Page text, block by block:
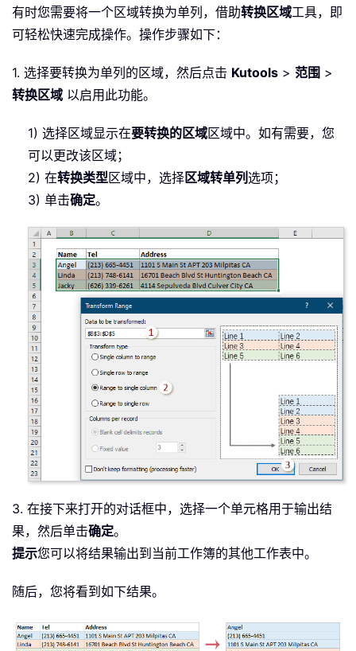
有时您需要将一个区域转换为单列，借助转换区域工具，即
可轻松快速完成操作。操作步骤如下：
1. 选择要转换为单列的区域，然后点击 Kutools > 范围 >
转换区域 以启用此功能。
1) 选择区域显示在要转换的区域区域中。如有需要，您
可以更改该区域；
2) 在转换类型区域中，选择区域转单列选项；
3) 单击确定。
3. 在接下来打开的对话框中，选择一个单元格用于输出结
果，然后单击确定。
提示您可以将结果输出到当前工作簿的其他工作表中。
随后，您将看到如下结果。